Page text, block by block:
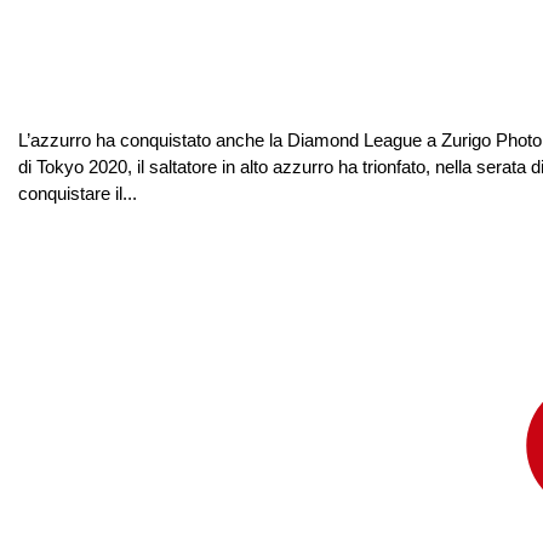
L’azzurro ha conquistato anche la Diamond League a Zurigo
di Tokyo 2020, il saltatore in alto azzurro ha trionfato, nella serata
conquistare il...